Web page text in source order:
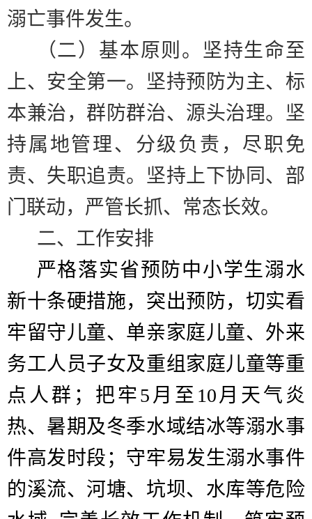
溺亡事件发生。
（二）基本原则。 坚持生命至
上、安全第一。坚持预防为主、标
本兼治，群防群治、源头治理。坚
持属地管理、分级负责，尽职免
责、失职追责。坚持上下协同、部
门联动，严管长抓、常态长效。
二、工作安排
严格落实省预防中小学生溺水
新十条硬措施，突出预防，切实看
牢留守儿童、单亲家庭儿童、外来
务工人员子女及重组家庭儿童等重
点人群；把牢5月至 10月天气炎
热、暑期及冬季水域结冰等溺水事
件高发时段；守牢易发生溺水事件
的溪流、河塘、坑坝、水库等危险